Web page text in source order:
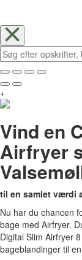
+
Vind en
Airfryer
til en samlet værdi
Nu har du chancen
bage med Airfryer.
Digital Slim Airfryer
bageblandinger til